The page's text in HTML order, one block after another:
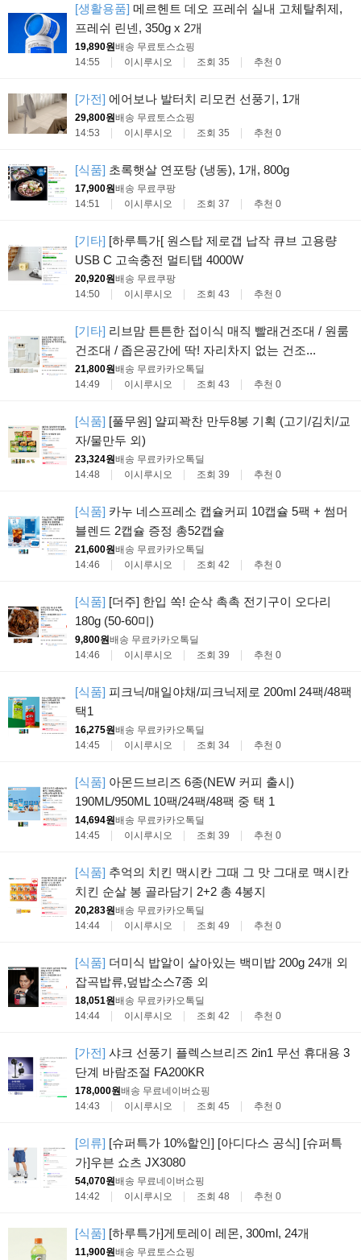
[생활용품] 메르헨트 데오 프레쉬 실내 고체탈취제,
프레쉬 린넨, 350g x 2개
19,890원배송 무료 토스쇼핑
14:55
이시루시오 조회 35 추천 0
[가전] 에어보나 발터치 리모컨 선풍기, 1개
29,800원배송 무료 토스쇼핑
14:53
이시루시오 조회 35 추천 0
[식품] 초록햇살 연포탕 (냉동), 1개, 800g
17,900원배송 무료 쿠팡
14:51
이시루시오 조회 37 추천 0
[기타] [하루특가[ 원스탑 제로갭 납작 큐브 고용량
USB C 고속충전 멀티탭 4000W
20,920원배송 무료 쿠팡
14:50
이시루시오 조회 43 추천 0
[기타] 리브맘 튼튼한 접이식 매직 빨래건조대 / 원룸
건조대 / 좁은공간에 딱! 자리차지 없는 건조...
21,800원배송 무료 카카오톡딜
14:49
이시루시오 조회 43 추천 0
[식품] [풀무원] 얄피꽉찬 만두8봉 기획 (고기/김치/교
자/물만두 외)
23,324원배송 무료 카카오톡딜
14:48
이시루시오 조회 39 추천 0
[식품] 카누 네스프레소 캡슐커피 10캡슐 5팩 + 썸머
블렌드 2캡슐 증정 총52캡슐
21,600원배송 무료 카카오톡딜
14:46
이시루시오 조회 42 추천 0
[식품] [더주] 한입 쏙! 순삭 촉촉 전기구이 오다리
180g (50-60미)
9,800원배송 무료 카카오톡딜
14:46
이시루시오 조회 39 추천 0
[식품] 피크닉/매일야채/피크닉제로 200ml 24팩/48팩
택1
16,275원배송 무료 카카오톡딜
14:45
이시루시오 조회 34 추천 0
[식품] 아몬드브리즈 6종(NEW 커피 출시)
190ML/950ML 10팩/24팩/48팩 중 택 1
14,694원배송 무료 카카오톡딜
14:45
이시루시오 조회 39 추천 0
[식품] 추억의 치킨 맥시칸 그때 그 맛 그대로 맥시칸
치킨 순살 봉 골라담기 2+2 총 4봉지
20,283원배송 무료 카카오톡딜
14:44
이시루시오 조회 49 추천 0
[식품] 더미식 밥알이 살아있는 백미밥 200g 24개 외
잡곡밥류,덮밥소스7종 외
18,051원배송 무료 카카오톡딜
14:44
이시루시오 조회 42 추천 0
[가전] 샤크 선풍기 플렉스브리즈 2in1 무선 휴대용 3
단계 바람조절 FA200KR
178,000원배송 무료네이버쇼핑
14:43
이시루시오 조회 45 추천 0
[의류] [슈퍼특가 10%할인] [아디다스 공식] [슈퍼특
가]우븐 쇼츠 JX3080
54,070원배송 무료네이버쇼핑
14:42
이시루시오 조회 48 추천 0
[식품] [하루특가]게토레이 레몬, 300ml, 24개
11,900원배송 무료 토스쇼핑